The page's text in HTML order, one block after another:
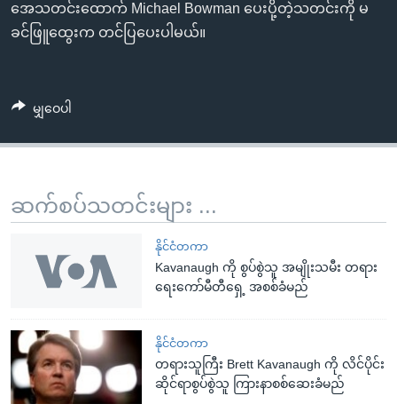
နေရာ
အေသတင်းထောက် Michael Bowman ပေးပို့တဲ့သတင်းကို မ
ခင်ဖြူထွေးက တင်ပြပေးပါမယ်။
မျှဝေပါ
ဆက်စပ်သတင်းများ ...
နိုင်ငံတကာ
Kavanaugh ကို စွပ်စွဲသူ အမျိုးသမီး တရား
ရေးကော်မီတီရှေ့ အစစ်ခံမည်
နိုင်ငံတကာ
တရားသူကြီး Brett Kavanaugh ကို လိင်ပိုင်း
ဆိုင်ရာစွပ်စွဲသူ ကြားနာစစ်ဆေးခံမည်